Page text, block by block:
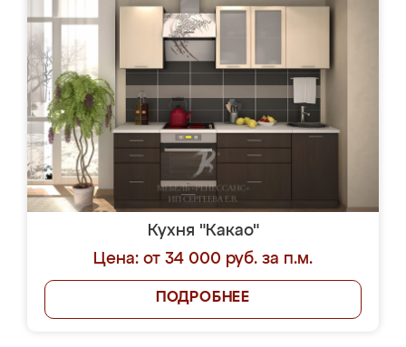
Кухня "Какао"
Цена: от 34 000 руб. за п.м.
ПОДРОБНЕЕ